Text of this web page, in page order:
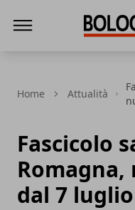
Home Attualità
Fascicolo
dal 7 luglio